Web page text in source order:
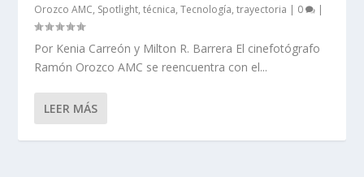
Orozco AMC, Spotlight,técnica,Tecnología,trayectoria | 0 |
Por Kenia Carreón y Milton R. Barrera El cinefotógrafo
Ramón Orozco AMC se reencuentra con el...
LEER MÁS